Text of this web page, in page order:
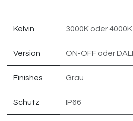
Kelvin 3000K oder4000K
Version ON-OFF oderDALI
Finishes Grau
Schutz IP66